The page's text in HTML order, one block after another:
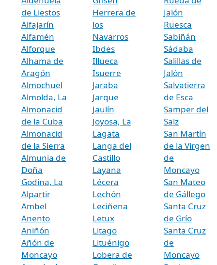
de Liestos
Alfajarín
Alfamén
Alforque
Alhama de
Aragón
Almochuel
Almolda, La
Almonacid
de la Cuba
Almonacid
de la Sierra
Almunia de
Doña
Godina, La
Alpartir
Ambel
Anento
Aniñón
Añón de
Moncayo
Herrera de
los
Navarros
Ibdes
Illueca
Isuerre
Jaraba
Jarque
Jaulín
Joyosa, La
Lagata
Langa del
Castillo
Layana
Lécera
Lechón
Leciñena
Letux
Litago
Lituénigo
Lobera de
Jalón
Ruesca
Sabiñán
Sádaba
Salillas de
Jalón
Salvatierra
de Esca
Samper del
Salz
San Martín
de la Virgen
de
Moncayo
San Mateo
de Gállego
Santa Cruz
de Grío
Santa Cruz
de
Moncayo